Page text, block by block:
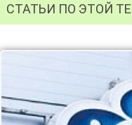
СТАТЬИ ПО ЭТОЙ